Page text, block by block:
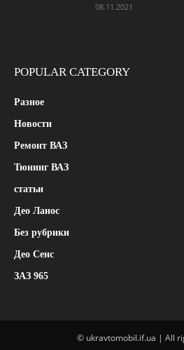
08.11.2021
POPULAR CATEGORY
Разное
Новости
Ремонт ВАЗ
Тюнинг ВАЗ
статьи
Део Ланос
Без рубрики
Део Сенс
ЗАЗ 965
© ukravtomobil.if.ua | All